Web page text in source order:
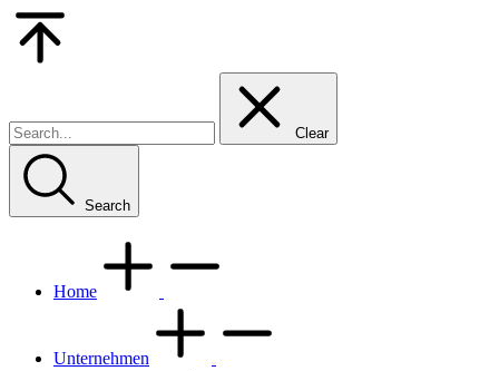
Clear
Search
Home
Unternehmen